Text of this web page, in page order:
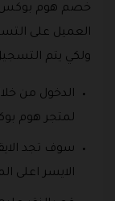
العميل على
ولكي يتم
الدخول من
لمتجر هوم
سوف تجد
الايسر اعلى